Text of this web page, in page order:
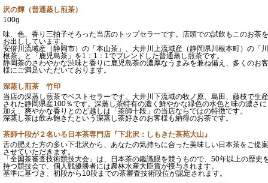
沢の輝（普通蒸し煎茶）
100g
味、色、香り三拍子そろった当店のトップセラーです。店頭での試飲もこのお茶を
お出ししています。
安倍川流域産（静岡市）の「本山茶」、大井川上流域産（静岡県川根本町）の「川
根茶」と「鹿児島茶」を1：1：1でブレンドした普通蒸し煎茶です。
静岡茶のさわやかな渋味と香りに鹿児島茶の濃厚なうまみを兼ね備え、多くのお客
様にご満足いただいております。
深蒸し煎茶 竹印
当店の深蒸し煎茶でベストセラーです。大井川下流域の牧ノ原、島田、藤枝で生産
された静岡県産100％です。深蒸し茶特有の濃く鮮やかな緑色の水色と味の濃さに
加え、爽やかな香りとのど越しは「茶師十段」の当店ならではの特徴です。
深蒸し茶は飲み飽きたという深蒸し茶好きのお客様も納得のお茶です。
茶師十段が２名いる日本茶専門店『下北沢：しもきた茶苑大山』
舌の肥えた方の多い下北沢から、あなたの気持ちに合った美味しい日本茶をご提案
させていただきます。
「全国茶審査技術競技大会」は、日本茶の鑑識眼を競うもので、50年以上の歴史
持つ競技会で、個人戦優勝者には農林水産大臣賞が授与されます。
基準に基づき、初段から10段までの茶審査技術段位が認定されます。